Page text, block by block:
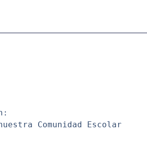
Comunidad Escolar